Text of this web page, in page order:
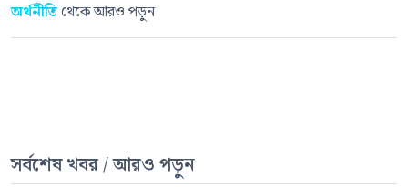
অর্থনীতি থেকে আরও পড়ুন
সর্বশেষ খবর / আরও পড়ুন